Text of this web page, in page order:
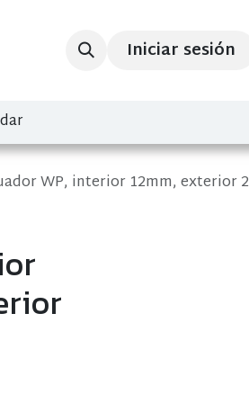
Iniciar sesión
WP, interior 12mm, exterior